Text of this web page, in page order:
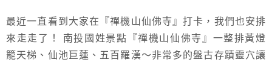
最近一直看到大家在『禪機山仙佛寺』打卡，我們也安排
來走走了！ 南投國姓景點『禪機山仙佛寺』一整排黃燈
籠天梯、仙池巨蓮、五百羅漢～非常多的盤古存蹟靈穴讓